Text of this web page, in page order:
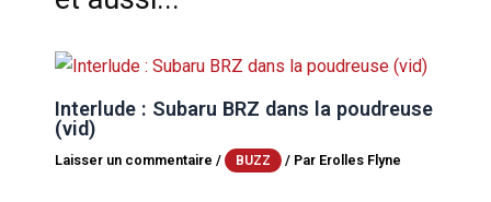
Interlude : Subaru BRZ dans la poudreuse
(vid)
Laisser un commentaire / BUZZ / Par Erolles Flyne